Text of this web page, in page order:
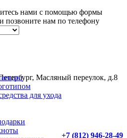
нами с помощью формы
позвоните нам по телефону
Масляный переулок, д.8
+7 (812) 946-28-49
для ухода